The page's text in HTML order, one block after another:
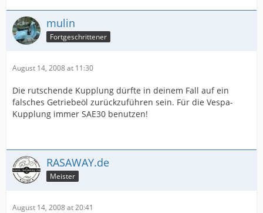
mulin
Fortgeschrittener
August 14, 2008 at 11:30
Die rutschende Kupplung dürfte in deinem Fall auf ein
falsches Getriebeöl zurückzuführen sein. Für die Vespa-
Kupplung immer SAE30 benutzen!
RASAWAY.de
Meister
August 14, 2008 at 20:41